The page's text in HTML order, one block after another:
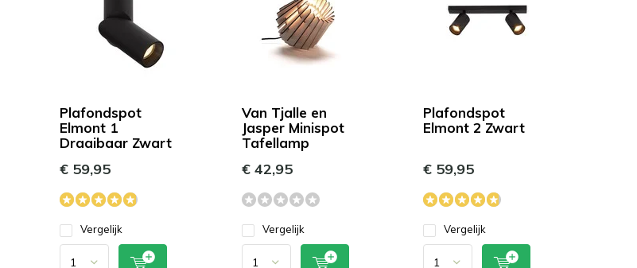
Plafondspot
Elmont 1
Draaibaar Zwart
€ 59,95
Vergelijk
Van Tjalle en
Jasper Minispot
Tafellamp
€ 42,95
Vergelijk
Plafondspot
Elmont 2 Zwart
€ 59,95
Vergelijk